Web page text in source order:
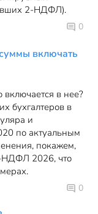
2-НДФЛ).
0
включать
в нее?
бухгалтеров в
и
по актуальным
покажем,
НДФЛ 2026, что
0